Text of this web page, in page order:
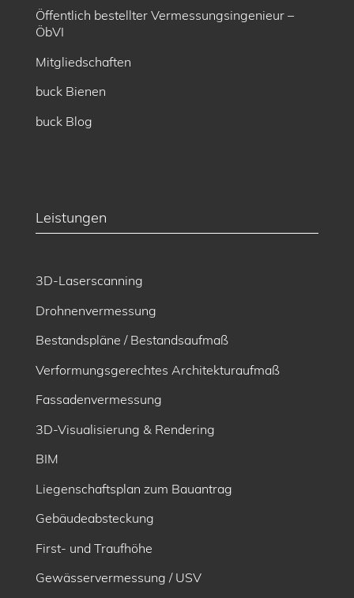
Öffentlich bestellter Vermessungsingenieur –
ÖbVI
Mitgliedschaften
buck Bienen
buck Blog
Leistungen
3D-Laserscanning
Drohnenvermessung
Bestandspläne / Bestandsaufmaß
Verformungsgerechtes Architekturaufmaß
Fassadenvermessung
3D-Visualisierung & Rendering
BIM
Liegenschaftsplan zum Bauantrag
Gebäudeabsteckung
First- und Traufhöhe
Gewässervermessung / USV